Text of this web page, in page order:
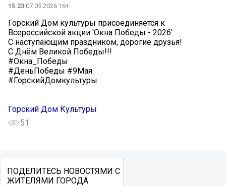
15:23 07.05.2026 16+
Горский Дом культуры присоединяется к
Всероссийской акции 'Окна Победы - 2026'
С наступающим праздником, дорогие друзья!
С Днём Великой Победы!!!
#Окна_Победы
#ДеньПобеды #9Мая
#ГорскийДомкультуры
Горский Дом Культуры
51
ПОДЕЛИТЕСЬ НОВОСТЯМИ С
ЖИТЕЛЯМИ ГОРОДА